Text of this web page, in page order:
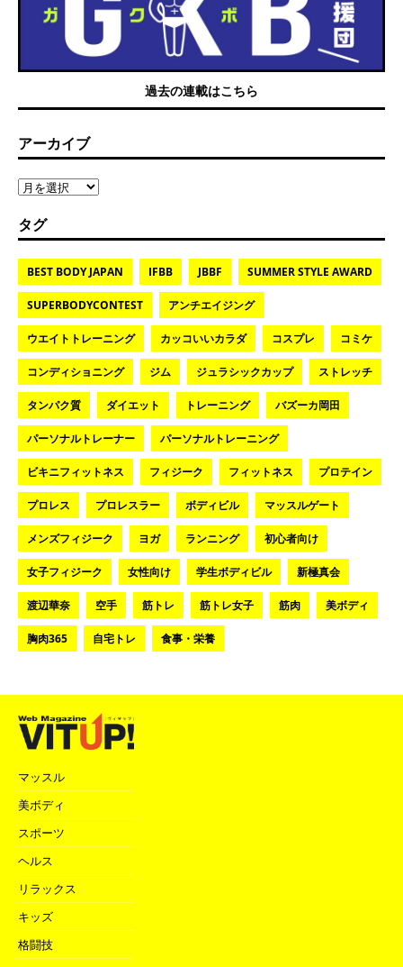
過去の連載はこちら
アーカイブ
タグ
BEST BODY JAPAN IFBB JBBF SUMMER STYLE AWARD
SUPERBODYCONTEST アンチエイジング
ウエイトトレーニング カッコいいカラダ コスプレ コミケ
コンディショニング ジム ジュラシックカップ ストレッチ
タンパク質 ダイエット トレーニング バズーカ岡田
パーソナルトレーナー パーソナルトレーニング
ビキニフィットネス フィジーク フィットネス プロテイン
プロレス プロレスラー ボディビル マッスルゲート
メンズフィジーク ヨガ ランニング 初心者向け
女子フィジーク 女性向け 学生ボディビル 新極真会
渡辺華奈 空手 筋トレ 筋トレ女子 筋肉 美ボディ
胸肉365 自宅トレ 食事・栄養
マッスル
美ボディ
スポーツ
ヘルス
リラックス
キッズ
格闘技